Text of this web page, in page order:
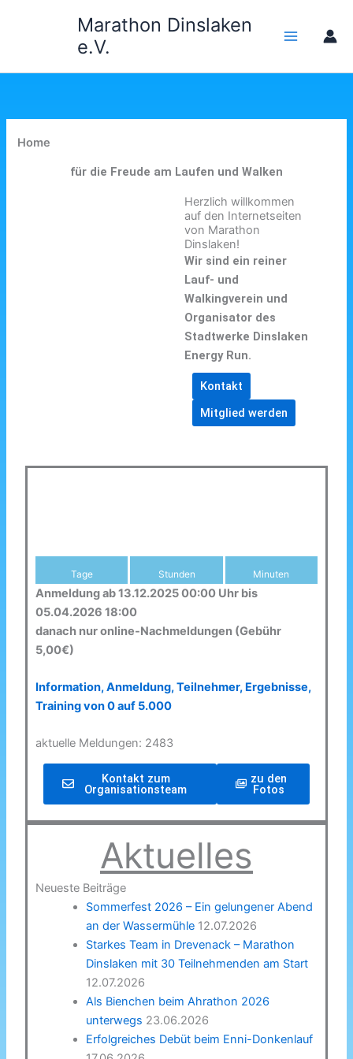
Marathon Dinslaken
e.V.
Home
für die Freude am Laufen und Walken
Herzlich willkommen
auf den Internetseiten
von Marathon
Dinslaken!
Wir sind ein reiner
Lauf- und
Walkingverein und
Organisator des
Stadtwerke Dinslaken
Energy Run.
Kontakt
Mitglied werden
Tage Stunden Minuten
Anmeldung ab 13.12.2025 00:00 Uhr bis
05.04.2026 18:00
danach nur online-Nachmeldungen (Gebühr
5,00€)
Information, Anmeldung, Teilnehmer, Ergebnisse,
Training von 0 auf 5.000
aktuelle Meldungen: 2483
Kontakt zum
Organisationsteam
zu den
Fotos
Aktuelles
Neueste Beiträge
Sommerfest 2026 – Ein gelungener Abend
an der Wassermühle 12.07.2026
Starkes Team in Drevenack – Marathon
Dinslaken mit 30 Teilnehmenden am Start
12.07.2026
Als Bienchen beim Ahrathon 2026
unterwegs 23.06.2026
Erfolgreiches Debüt beim Enni-Donkenlauf